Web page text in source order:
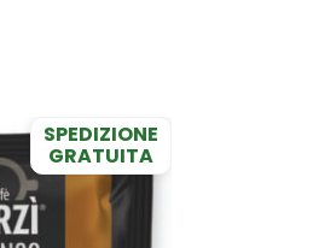
SPEDIZIONE
GRATUITA